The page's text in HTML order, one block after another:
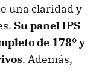
una claridad y
Su panel IPS
de 178° y
. Además,